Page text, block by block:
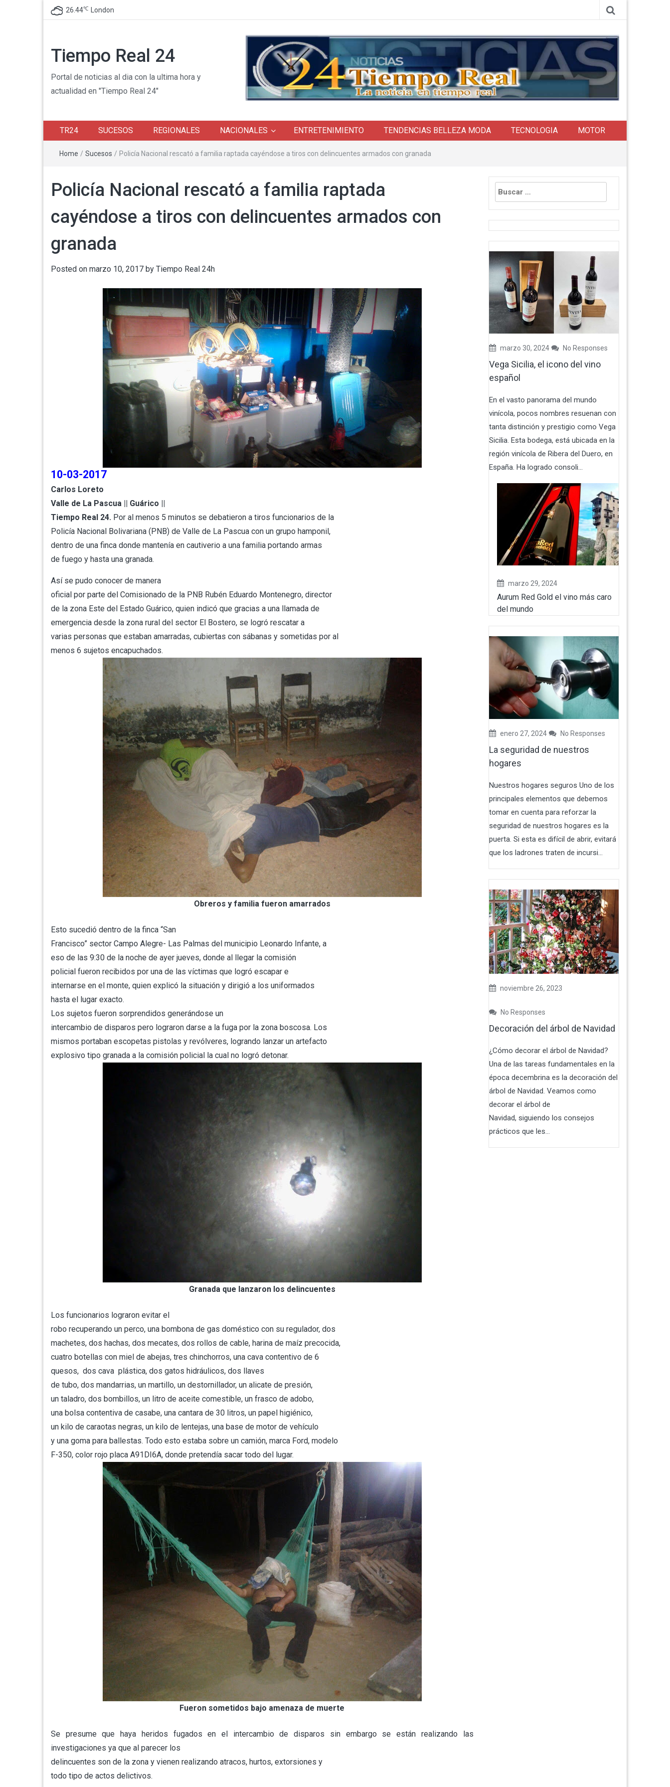
26.44℃ London
Tiempo Real 24
Portal de noticias al dia con la ultima hora y
actualidad en "Tiempo Real 24"
TR24 SUCESOS REGIONALES NACIONALES ENTRETENIMIENTO TENDENCIAS BELLEZA MODA TECNOLOGIA MOTOR
Home / Sucesos / Policía Nacional rescató a familia raptada cayéndose a tiros con delincuentes armados con granada
Policía Nacional rescató a familia raptada
cayéndose a tiros con delincuentes armados con
granada
Posted on marzo 10, 2017 by Tiempo Real 24h
10-03-2017
Carlos Loreto
Valle de La Pascua || Guárico ||
Tiempo Real 24. Por al menos 5 minutos se debatieron a tiros funcionarios de la
Policía Nacional Bolivariana (PNB) de Valle de La Pascua con un grupo hamponil,
dentro de una finca donde mantenía en cautiverio a una familia portando armas
de fuego y hasta una granada.
Así se pudo conocer de manera
oficial por parte del Comisionado de la PNB Rubén Eduardo Montenegro, director
de la zona Este del Estado Guárico, quien indicó que gracias a una llamada de
emergencia desde la zona rural del sector El Bostero, se logró rescatar a
varias personas que estaban amarradas, cubiertas con sábanas y sometidas por al
menos 6 sujetos encapuchados.
Obreros y familia fueron amarrados
Esto sucedió dentro de la finca “San
Francisco” sector Campo Alegre- Las Palmas del municipio Leonardo Infante, a
eso de las 9:30 de la noche de ayer jueves, donde al llegar la comisión
policial fueron recibidos por una de las víctimas que logró escapar e
internarse en el monte, quien explicó la situación y dirigió a los uniformados
hasta el lugar exacto.
Los sujetos fueron sorprendidos generándose un
intercambio de disparos pero lograron darse a la fuga por la zona boscosa. Los
mismos portaban escopetas pistolas y revólveres, logrando lanzar un artefacto
explosivo tipo granada a la comisión policial la cual no logró detonar.
Granada que lanzaron los delincuentes
Los funcionarios lograron evitar el
robo recuperando un perco, una bombona de gas doméstico con su regulador, dos
machetes, dos hachas, dos mecates, dos rollos de cable, harina de maíz precocida,
cuatro botellas con miel de abejas, tres chinchorros, una cava contentivo de 6
quesos, dos cava plástica, dos gatos hidráulicos, dos llaves
de tubo, dos mandarrias, un martillo, un destornillador, un alicate de presión,
un taladro, dos bombillos, un litro de aceite comestible, un frasco de adobo,
una bolsa contentiva de casabe, una cantara de 30 litros, un papel higiénico,
un kilo de caraotas negras, un kilo de lentejas, una base de motor de vehículo
y una goma para ballestas. Todo esto estaba sobre un camión, marca Ford, modelo
F-350, color rojo placa A91DI6A, donde pretendía sacar todo del lugar.
Fueron sometidos bajo amenaza de muerte
Se presume que haya heridos fugados en el intercambio de disparos sin embargo se están realizando las
investigaciones ya que al parecer los
delincuentes son de la zona y vienen realizando atracos, hurtos, extorsiones y
todo tipo de actos delictivos.
Buscar:
marzo 30, 2024 No Responses
Vega Sicilia, el icono del vino
español
En el vasto panorama del mundo
vinícola, pocos nombres resuenan con
tanta distinción y prestigio como Vega
Sicilia. Esta bodega, está ubicada en la
región vinícola de Ribera del Duero, en
España. Ha logrado consoli...
marzo 29, 2024
Aurum Red Gold el vino más caro
del mundo
enero 27, 2024 No Responses
La seguridad de nuestros
hogares
Nuestros hogares seguros Uno de los
principales elementos que debemos
tomar en cuenta para reforzar la
seguridad de nuestros hogares es la
puerta. Si esta es difícil de abrir, evitará
que los ladrones traten de incursi...
noviembre 26, 2023
No Responses
Decoración del árbol de Navidad
¿Cómo decorar el árbol de Navidad?
Una de las tareas fundamentales en la
época decembrina es la decoración del
árbol de Navidad. Veamos como
decorar el árbol de
Navidad, siguiendo los consejos
prácticos que les...